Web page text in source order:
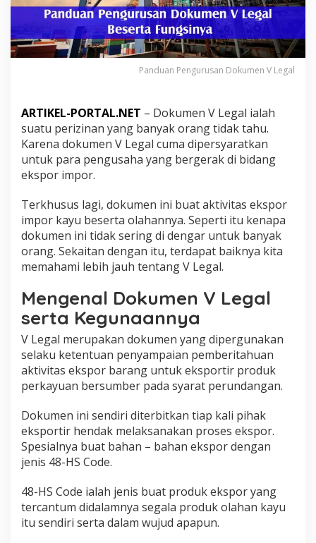
Panduan Pengurusan Dokumen V Legal
ARTIKEL-PORTAL.NET – Dokumen V Legal ialah
suatu perizinan yang banyak orang tidak tahu.
Karena dokumen V Legal cuma dipersyaratkan
untuk para pengusaha yang bergerak di bidang
ekspor impor.
Terkhusus lagi, dokumen ini buat aktivitas ekspor
impor kayu beserta olahannya. Seperti itu kenapa
dokumen ini tidak sering di dengar untuk banyak
orang. Sekaitan dengan itu, terdapat baiknya kita
memahami lebih jauh tentang V Legal.
Mengenal Dokumen V Legal
serta Kegunaannya
V Legal merupakan dokumen yang dipergunakan
selaku ketentuan penyampaian pemberitahuan
aktivitas ekspor barang untuk eksportir produk
perkayuan bersumber pada syarat perundangan.
Dokumen ini sendiri diterbitkan tiap kali pihak
eksportir hendak melaksanakan proses ekspor.
Spesialnya buat bahan – bahan ekspor dengan
jenis 48-HS Code.
48-HS Code ialah jenis buat produk ekspor yang
tercantum didalamnya segala produk olahan kayu
itu sendiri serta dalam wujud apapun.